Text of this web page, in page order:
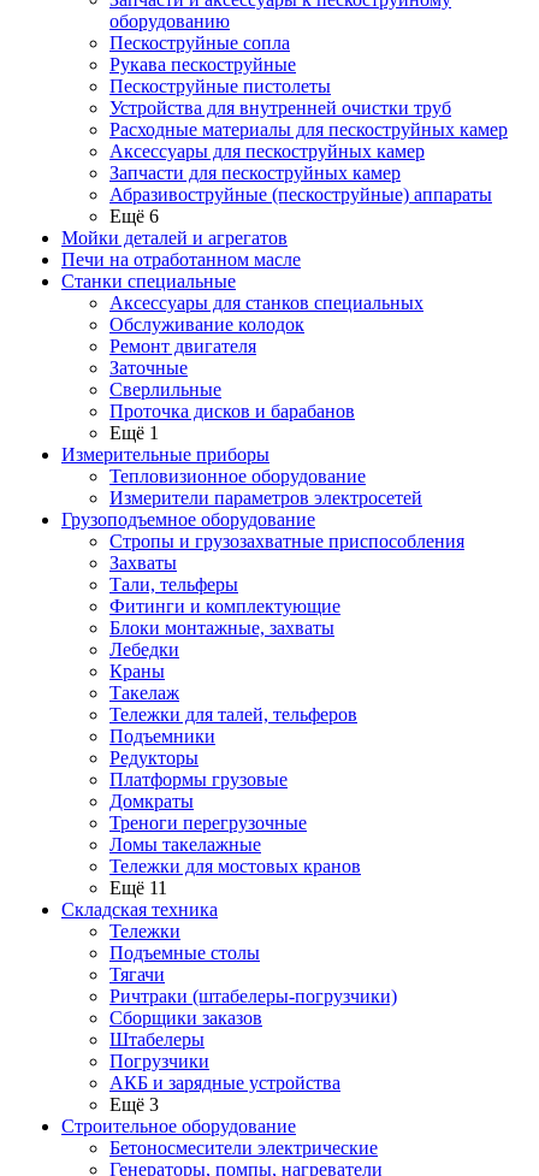
оборудованию
Пескоструйные сопла
Рукава пескоструйные
Пескоструйные пистолеты
Устройства для внутренней очистки труб
Расходные материалы для пескоструйных камер
Аксессуары для пескоструйных камер
Запчасти для пескоструйных камер
Абразивоструйные (пескоструйные) аппараты
Ещё 6
Мойки деталей и агрегатов
Печи на отработанном масле
Станки специальные
Аксессуары для станков специальных
Обслуживание колодок
Ремонт двигателя
Заточные
Сверлильные
Проточка дисков и барабанов
Ещё 1
Измерительные приборы
Тепловизионное оборудование
Измерители параметров электросетей
Грузоподъемное оборудование
Стропы и грузозахватные приспособления
Захваты
Тали, тельферы
Фитинги и комплектующие
Блоки монтажные, захваты
Лебедки
Краны
Такелаж
Тележки для талей, тельферов
Подъемники
Редукторы
Платформы грузовые
Домкраты
Треноги перегрузочные
Ломы такелажные
Тележки для мостовых кранов
Ещё 11
Складская техника
Тележки
Подъемные столы
Тягачи
Ричтраки (штабелеры-погрузчики)
Сборщики заказов
Штабелеры
Погрузчики
АКБ и зарядные устройства
Ещё 3
Строительное оборудование
Бетоносмесители электрические
Генераторы, помпы, нагреватели